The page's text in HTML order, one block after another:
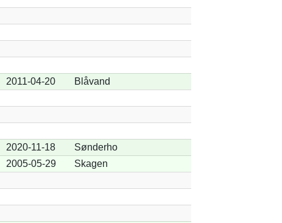
2011-04-20
Blåvand
2020-11-18
Sønderho
2005-05-29
Skagen